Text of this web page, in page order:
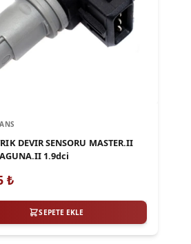
DEVIR SENSORU MASTER.II
1.9dci
₺
SEPETE EKLE